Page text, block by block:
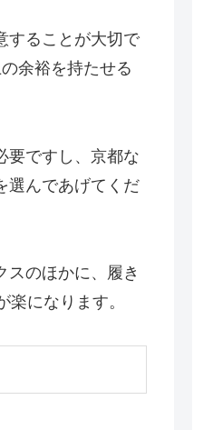
することが大切で
余裕を持たせる
要ですし、京都な
選んであげてくだ
スのほかに、履き
になります。